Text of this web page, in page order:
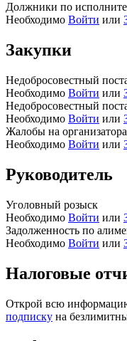
Должники по
Необходимо Войти или
Закупки
Недобросовестный
Необходимо Войти или
Недобросовестный
Необходимо Войти или
Жалобы на
Необходимо Войти или
Руководитель
Уголовный розыск
Необходимо Войти или
Задолженность по
Необходимо Войти или
Налоговые
Открой всю
подписку на